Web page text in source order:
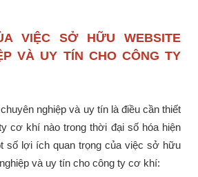
VIỆC SỞ HỮU WEBSITE
VÀ UY TÍN CHO CÔNG TY
nghiệp và uy tín là điều cần thiết
cơ khí nào trong thời đại số hóa hiện
số lợi ích quan trọng của việc sở hữu
và uy tín cho công ty cơ khí: